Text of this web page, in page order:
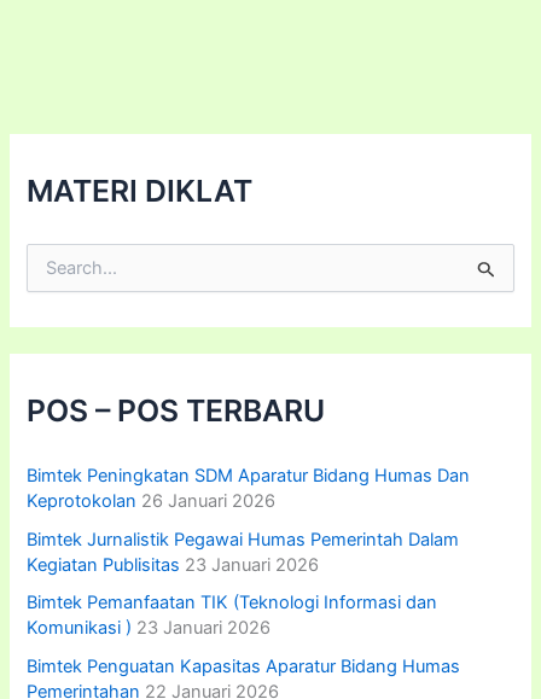
MATERI DIKLAT
i
u
t
u
:
POS – POS TERBARU
Bimtek Peningkatan SDM Aparatur Bidang Humas Dan
Keprotokolan 26 Januari 2026
Bimtek Jurnalistik Pegawai Humas Pemerintah Dalam
Kegiatan Publisitas 23 Januari 2026
Bimtek Pemanfaatan TIK (Teknologi Informasi dan
Komunikasi ) 23 Januari 2026
Bimtek Penguatan Kapasitas Aparatur Bidang Humas
Pemerintahan 22 Januari 2026